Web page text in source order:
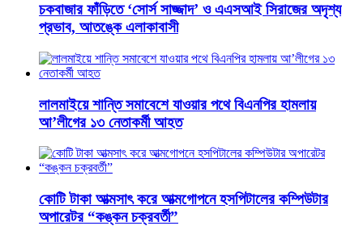
চকবাজার ফাঁড়িতে ‘সোর্স সাজ্জাদ’ ও এএসআই সিরাজের অদৃশ্য
প্রভাব, আতঙ্কে এলাকাবাসী
লালমাইয়ে শান্তি সমাবেশে যাওয়ার পথে বিএনপির হামলায়
আ’লীগের ১৩ নেতাকর্মী আহত
কোটি টাকা আত্মসাৎ করে আত্মগোপনে হসপিটালের কম্পিউটার
অপারেটর “কঙ্কন চক্রবর্তী”